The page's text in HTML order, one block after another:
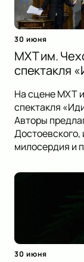
30 июня
МХТ им.
спектакля
На сцене МХТ
спектакля
Авторы
милосердия и
30 июня